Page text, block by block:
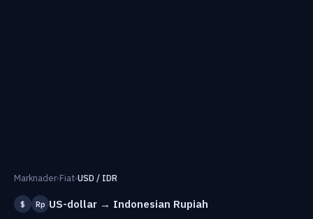
Marknader›Fiat›USD / IDR
$ Rp US-dollar → Indonesian Rupiah